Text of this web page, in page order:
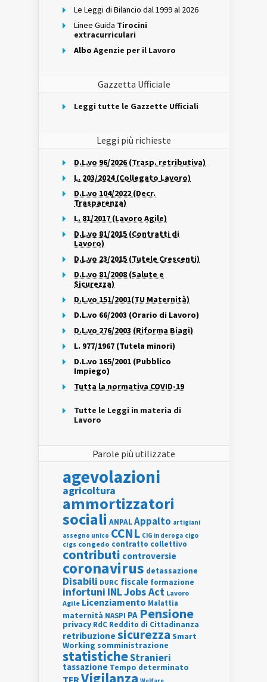
Le Leggi di Bilancio dal 1999 al 2026
Linee Guida Tirocini
extracurriculari
Albo Agenzie per il Lavoro
Gazzetta Ufficiale
Leggi tutte le Gazzette Ufficiali
Leggi più richieste
D.L.vo 96/2026 (Trasp. retributiva)
L. 203/2024 (Collegato Lavoro)
D.L.vo 104/2022 (Decr.
Trasparenza)
L. 81/2017 (Lavoro Agile)
D.L.vo 81/2015 (Contratti di
Lavoro)
D.L.vo 23/2015 (Tutele Crescenti)
D.L.vo 81/2008 (Salute e
Sicurezza)
D.L.vo 151/2001(TU Maternità)
D.L.vo 66/2003 (Orario di Lavoro)
D.L.vo 276/2003 (Riforma Biagi)
L. 977/1967 (Tutela minori)
D.L.vo 165/2001 (Pubblico
Impiego)
Tutta la normativa COVID-19
Tutte le Leggi in materia di
Lavoro
Parole più utilizzate
agevolazioni
agricoltura
ammortizzatori
sociali ANPALAppalto artigiani
assegno unico CCNL CIG in deroga cigo
cigs congedo contratto collettivo
contributi controversie
coronavirus detassazione
Disabili DURC fiscale formazione
infortuni INLJobs Act Lavoro
Agile Licenziamento Malattia
maternità NASPI PA Pensione
privacy RdC Reddito di Cittadinanza
retribuzionesicurezza Smart
Working somministrazione
statisticheStranieri
tassazione Tempo determinato
TFR Vigilanza